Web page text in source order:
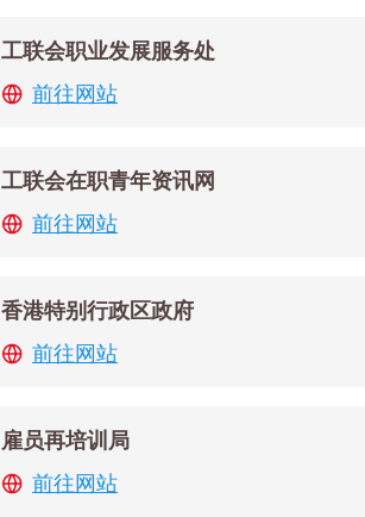
工联会职业发展服务处
前往网站
工联会在职青年资讯网
前往网站
香港特别行政区政府
前往网站
雇员再培训局
前往网站